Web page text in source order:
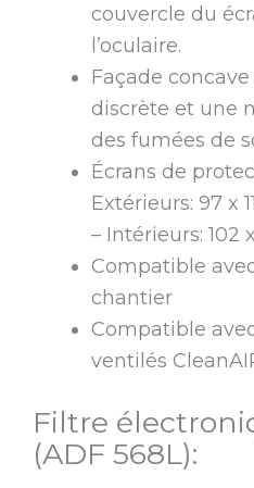
couvercle du
l’oculaire.
Façade
discrète et une
des fumées de
Écrans de
Extérieurs: 97 x
– Intérieurs: 102
Compatible
chantier
Compatible
ventilés
Filtre
(ADF 568L):